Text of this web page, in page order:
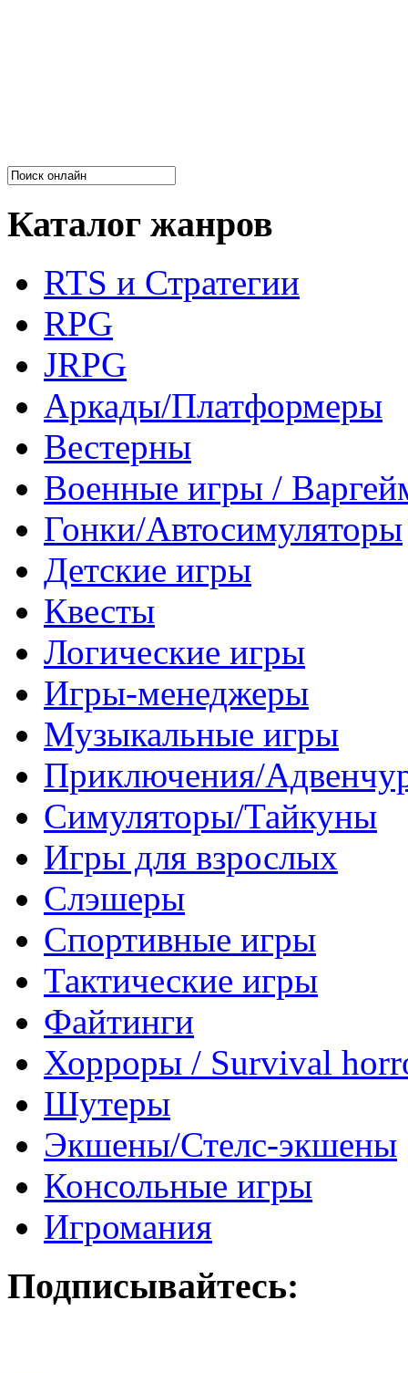
Каталог жанров
RTS и Стратегии
RPG
JRPG
Аркады/Платформеры
Вестерны
Военные игры /
Гонки/Автосимуляторы
Детские игры
Квесты
Логические игры
Игры-менеджеры
Музыкальные игры
Приключения/
Симуляторы/Тайкуны
Игры для взрослых
Слэшеры
Спортивные игры
Тактические игры
Файтинги
Хорроры / Survival
Шутеры
Экшены/Стелс-экшены
Консольные игры
Игромания
Подписывайтесь: